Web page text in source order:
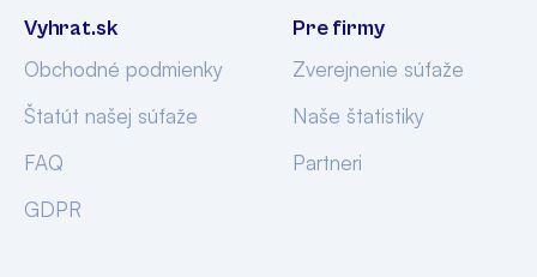
Vyhrat.sk
Obchodné podmienky
Štatút našej súťaže
FAQ
GDPR
Pre firmy
Zverejnenie súťaže
Naše štatistiky
Partneri